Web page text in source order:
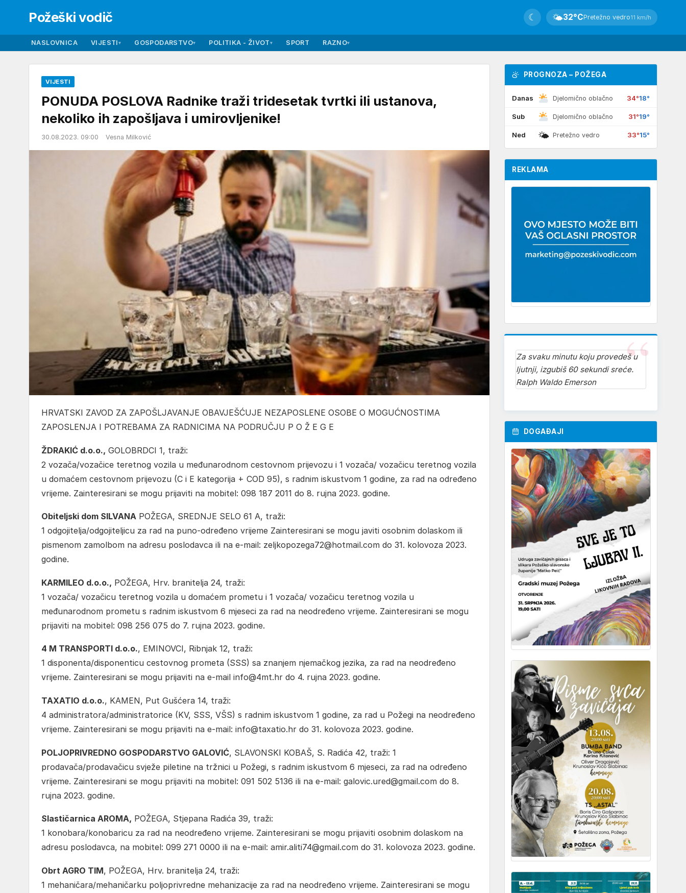
Požeški vodič 🌤32°CPretežno vedro11 km/h
☾
NASLOVNICA VIJESTI▾ GOSPODARSTVO▾ POLITIKA - ŽIVOT▾ SPORT RAZNO▾
VIJESTI
PONUDA POSLOVA Radnike traži tridesetak tvrtki ili ustanova,
nekoliko ih zapošljava i umirovljenike!
30.08.2023. 09:00 Vesna Milković
HRVATSKI ZAVOD ZA ZAPOŠLJAVANJE OBAVJEŠĆUJE NEZAPOSLENE OSOBE O MOGUĆNOSTIMA
ZAPOSLENJA I POTREBAMA ZA RADNICIMA NA PODRUČJU P O Ž E G E
ŽDRAKIĆ d.o.o., GOLOBRDCI 1, traži:
2 vozača/vozačice teretnog vozila u međunarodnom cestovnom prijevozu i 1 vozača/ vozačicu teretnog vozila
u domaćem cestovnom prijevozu (C i E kategorija + COD 95), s radnim iskustvom 1 godine, za rad na određeno
vrijeme. Zainteresirani se mogu prijaviti na mobitel: 098 187 2011 do 8. rujna 2023. godine.
Obiteljski dom SILVANA POŽEGA, SREDNJE SELO 61 A, traži:
1 odgojitelja/odgojiteljicu za rad na puno-određeno vrijeme Zainteresirani se mogu javiti osobnim dolaskom ili
pismenom zamolbom na adresu poslodavca ili na e-mail: zeljkopozega72@hotmail.com do 31. kolovoza 2023.
godine.
KARMILEO d.o.o., POŽEGA, Hrv. branitelja 24, traži:
1 vozača/ vozačicu teretnog vozila u domaćem prometu i 1 vozača/ vozačicu teretnog vozila u
međunarodnom prometu s radnim iskustvom 6 mjeseci za rad na neodređeno vrijeme. Zainteresirani se mogu
prijaviti na mobitel: 098 256 075 do 7. rujna 2023. godine.
4 M TRANSPORTI d.o.o., EMINOVCI, Ribnjak 12, traži:
1 disponenta/disponenticu cestovnog prometa (SSS) sa znanjem njemačkog jezika, za rad na neodređeno
vrijeme. Zainteresirani se mogu prijaviti na e-mail info@4mt.hr do 4. rujna 2023. godine.
TAXATIO d.o.o., KAMEN, Put Gušćera 14, traži:
4 administratora/administratorice (KV, SSS, VŠS) s radnim iskustvom 1 godine, za rad u Požegi na neodređeno
vrijeme. Zainteresirani se mogu prijaviti na e-mail: info@taxatio.hr do 31. kolovoza 2023. godine.
POLJOPRIVREDNO GOSPODARSTVO GALOVIĆ, SLAVONSKI KOBAŠ, S. Radića 42, traži: 1
prodavača/prodavačicu svježe piletine na tržnici u Požegi, s radnim iskustvom 6 mjeseci, za rad na određeno
vrijeme. Zainteresirani se mogu prijaviti na mobitel: 091 502 5136 ili na e-mail: galovic.ured@gmail.com do 8.
rujna 2023. godine.
Slastičarnica AROMA, POŽEGA, Stjepana Radića 39, traži:
1 konobara/konobaricu za rad na neodređeno vrijeme. Zainteresirani se mogu prijaviti osobnim dolaskom na
adresu poslodavca, na mobitel: 099 271 0000 ili na e-mail: amir.aliti74@gmail.com do 31. kolovoza 2023. godine.
Obrt AGRO TIM, POŽEGA, Hrv. branitelja 24, traži:
1 mehaničara/mehaničarku poljoprivredne mehanizacije za rad na neodređeno vrijeme. Zainteresirani se mogu
PROGNOZA – POŽEGA
Danas Djelomično oblačno 34°18°
Sub Djelomično oblačno 31°19°
Ned 🌤 Pretežno vedro 33°15°
REKLAMA
Za svaku minutu koju provedeš u
ljutnji, izgubiš 60 sekundi sreće.
Ralph Waldo Emerson
DOGAĐAJI